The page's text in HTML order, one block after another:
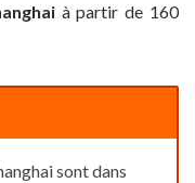
à partir de 160
sont dans